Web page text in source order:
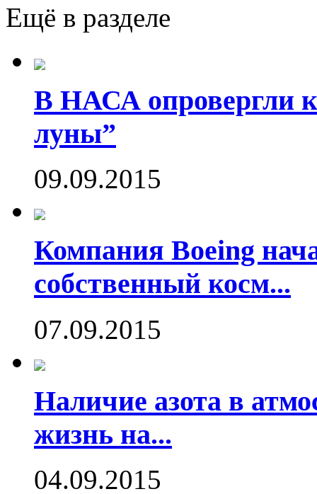
Ещё в разделе
В НАСА опровергли
луны”
09.09.2015
Компания Boeing
собственный косм...
07.09.2015
Наличие азота в
жизнь на...
04.09.2015